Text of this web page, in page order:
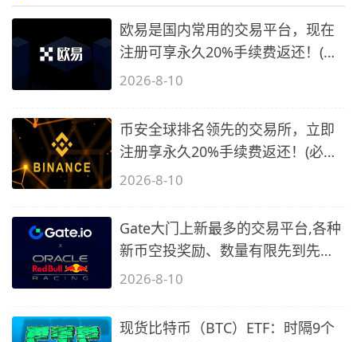
欧易是国内常用的交易平台，现在
注册可享永久20%手续费返还！(必
备1)
2026-8-10
币安全球排名领先的交易所，立即
注册享永久20%手续费返还！(必备
2)
2026-8-10
Gate大门上新最多的交易平台,各种
新币空投奖励、数量有限先到先
得…
2026-8-10
现货比特币（BTC）ETF：时隔9个